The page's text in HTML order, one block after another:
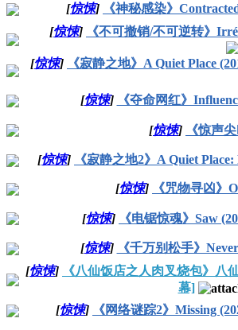
[惊悚]
《神秘感染》
[惊悚]
《不可撤销/不可逆转》
[惊悚]
《寂静之地》A Quiet Place
[惊悚] 《夺命网红》
[惊悚] 《惊声
[惊悚] 《寂静之地2》A Quiet
[惊悚] 《咒物寻凶》
[惊悚] 《电锯惊魂》Saw
[惊悚]
《千万别松手》
[惊悚]
《八仙饭店之人肉叉烧包》八
幕]
[惊悚] 《网络谜踪2》Missing